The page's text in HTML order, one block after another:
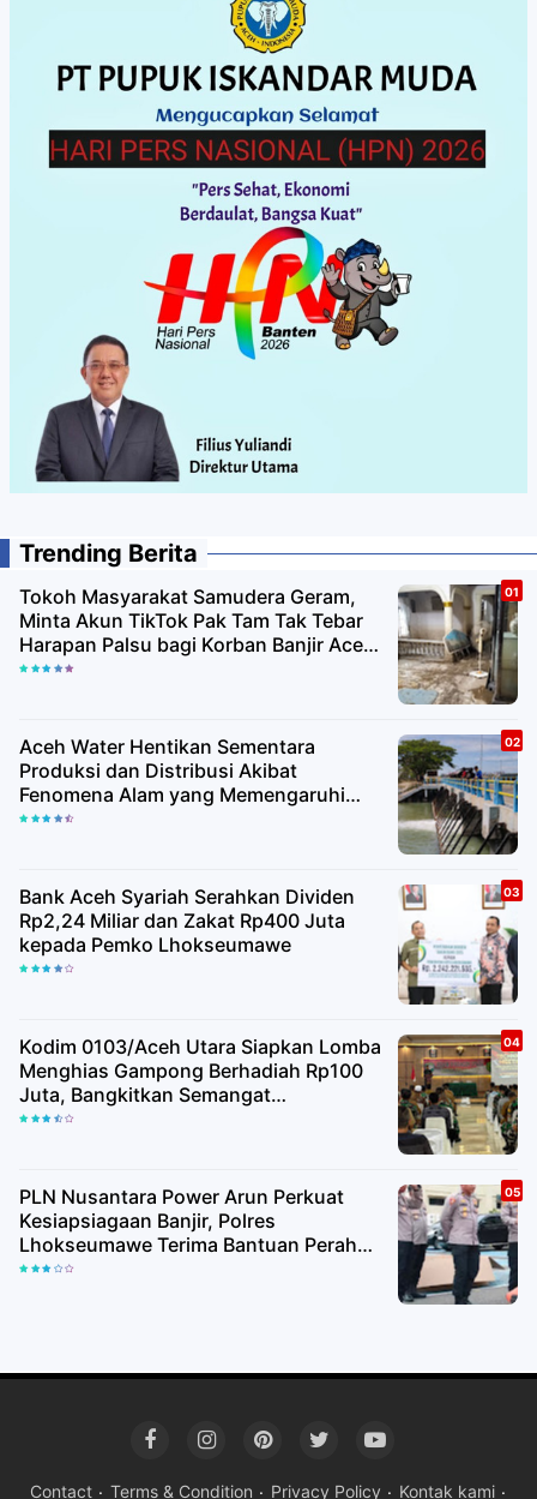
Trending Berita
Tokoh Masyarakat Samudera Geram,
Minta Akun TikTok Pak Tam Tak Tebar
Harapan Palsu bagi Korban Banjir Aceh
Utara
Aceh Water Hentikan Sementara
Produksi dan Distribusi Akibat
Fenomena Alam yang Memengaruhi
Kualitas Air Baku
Bank Aceh Syariah Serahkan Dividen
Rp2,24 Miliar dan Zakat Rp400 Juta
kepada Pemko Lhokseumawe
Kodim 0103/Aceh Utara Siapkan Lomba
Menghias Gampong Berhadiah Rp100
Juta, Bangkitkan Semangat
Kemerdekaan hingga Pelosok Desa
PLN Nusantara Power Arun Perkuat
Kesiapsiagaan Banjir, Polres
Lhokseumawe Terima Bantuan Perahu
Karet
Contact Terms & Condition Privacy Policy Kontak kami